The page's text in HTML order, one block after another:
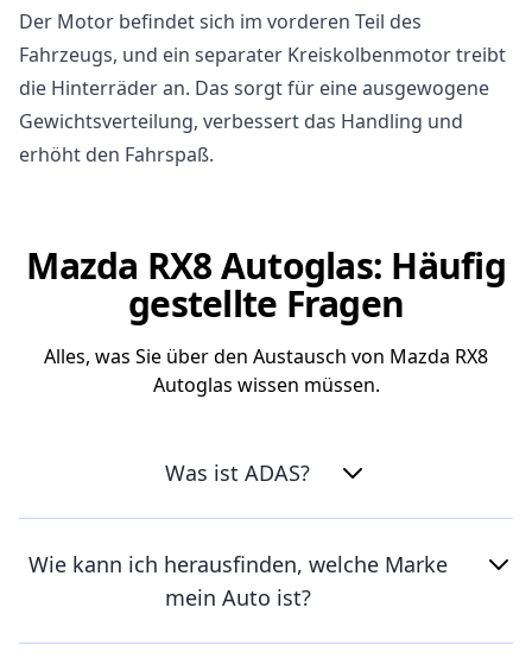
Der Motor befindet sich im vorderen Teil des
Fahrzeugs, und ein separater Kreiskolbenmotor treibt
die Hinterräder an. Das sorgt für eine ausgewogene
Gewichtsverteilung, verbessert das Handling und
erhöht den Fahrspaß.
Mazda RX8 Autoglas: Häufig
gestellte Fragen
Alles, was Sie über den Austausch von Mazda RX8
Autoglas wissen müssen.
Was ist ADAS?
Wie kann ich herausfinden, welche Marke
mein Auto ist?